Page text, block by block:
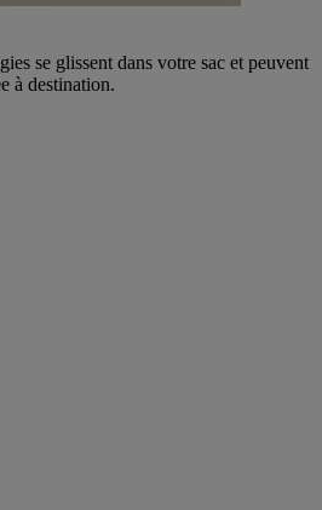
se glissent dans votre sac et peuvent
à destination.